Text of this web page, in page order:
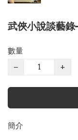
武俠小說談藝
數量
−
+
簡介